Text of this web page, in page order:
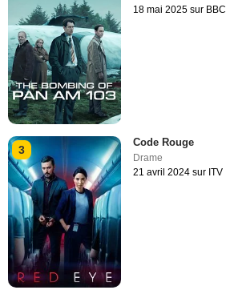
18 mai 2025 sur BBC
3
Code Rouge
Drame
21 avril 2024 sur ITV